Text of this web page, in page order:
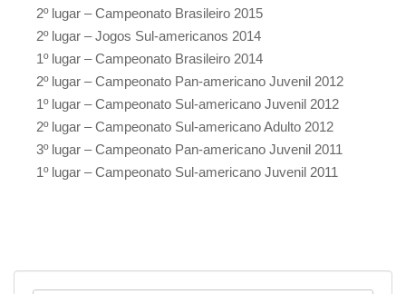
2º lugar – Campeonato Brasileiro 2015
2º lugar – Jogos Sul-americanos 2014
1º lugar – Campeonato Brasileiro 2014
2º lugar – Campeonato Pan-americano Juvenil 2012
1º lugar – Campeonato Sul-americano Juvenil 2012
2º lugar – Campeonato Sul-americano Adulto 2012
3º lugar – Campeonato Pan-americano Juvenil 2011
1º lugar – Campeonato Sul-americano Juvenil 2011